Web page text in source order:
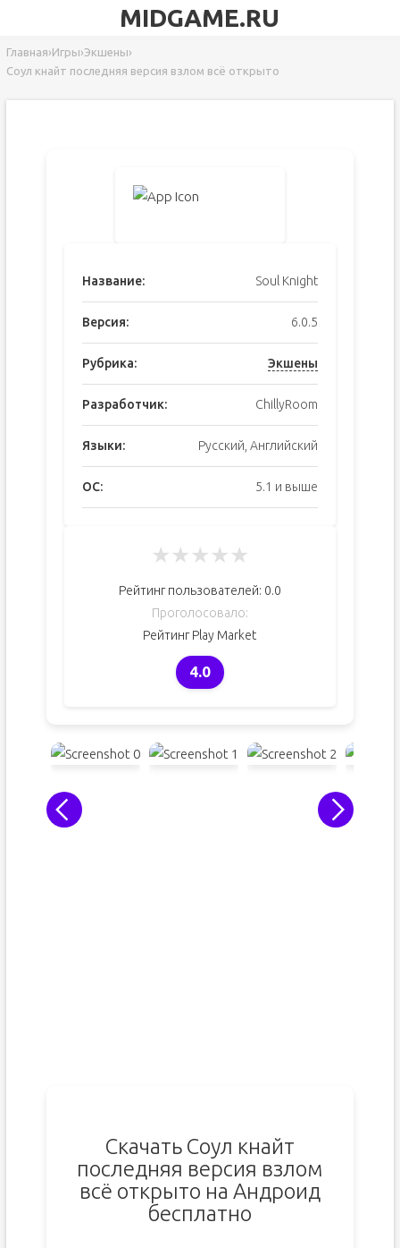
MIDGAME.RU
Главная›Игры›Экшены›
Соул кнайт последняя версия взлом всё открыто
Название: Soul Knight
Версия: 6.0.5
Рубрика: Экшены
Разработчик: ChillyRoom
Языки: Русский, Английский
ОС: 5.1 и выше
★★★★★
Рейтинг пользователей: 0.0
Проголосовало:
Рейтинг Play Market
4.0
Скачать Соул кнайт
последняя версия взлом
всё открыто на Андроид
бесплатно